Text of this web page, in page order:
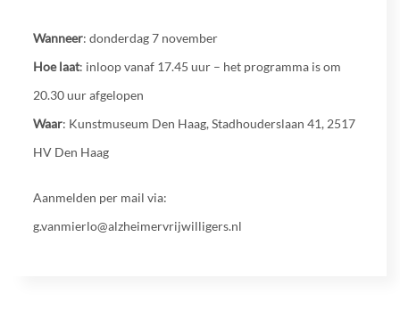
Wanneer: donderdag 7 november
Hoe laat: inloop vanaf 17.45 uur – het programma is om
20.30 uur afgelopen
Waar: Kunstmuseum Den Haag, Stadhouderslaan 41, 2517
HV Den Haag
Aanmelden per mail via:
g.vanmierlo@alzheimervrijwilligers.nl